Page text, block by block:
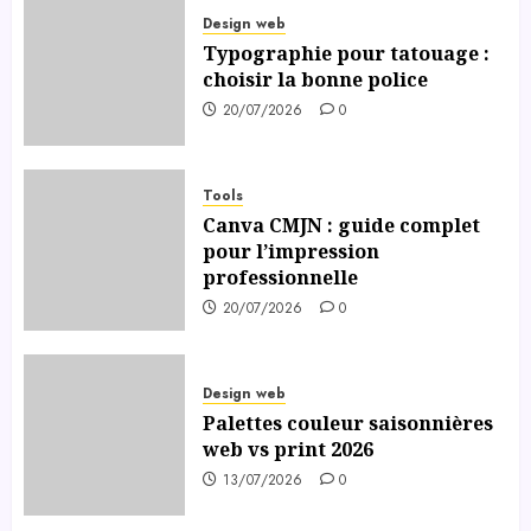
Design web
Typographie pour tatouage :
choisir la bonne police
20/07/2026 0
Tools
Canva CMJN : guide complet
pour l’impression
professionnelle
20/07/2026 0
Design web
Palettes couleur saisonnières
web vs print 2026
13/07/2026 0